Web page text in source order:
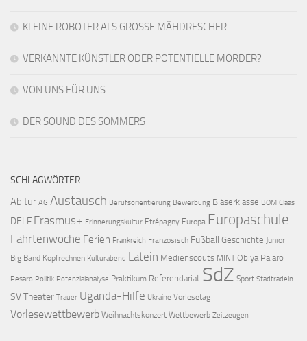
KLEINE ROBOTER ALS GROSSE MÄHDRESCHER
VERKANNTE KÜNSTLER ODER POTENTIELLE MÖRDER?
VON UNS FÜR UNS
DER SOUND DES SOMMERS
SCHLAGWÖRTER
Abitur AG Austausch Berufsorientierung Bewerbung Bläserklasse BOM Claas
DELF Erasmus+ Erinnerungskultur Etrépagny Europa Europaschule
Fahrtenwoche Ferien Frankreich Französisch Fußball Geschichte Junior
Big Band Kopfrechnen Kulturabend Latein Medienscouts MINT Obiya Palaro
Pesaro Politik Potenzialanalyse Praktikum Referendariat SdZ Sport Stadtradeln
SVTheater Trauer Uganda-Hilfe Ukraine Vorlesetag
Vorlesewettbewerb Weihnachtskonzert Wettbewerb Zeitzeugen